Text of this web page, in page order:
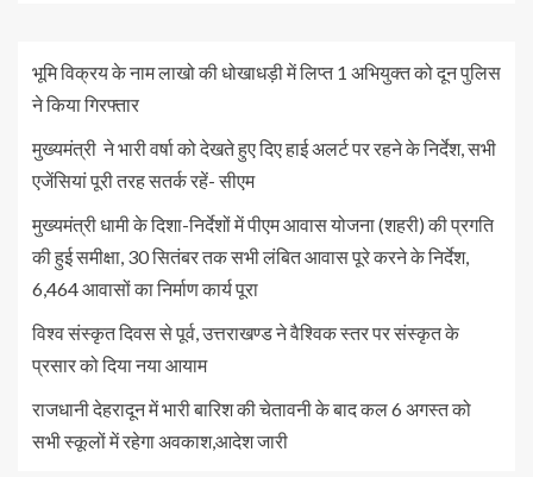
भूमि विक्रय के नाम लाखो की धोखाधड़ी में लिप्त 1 अभियुक्त को दून पुलिस
ने किया गिरफ्तार
मुख्यमंत्री ने भारी वर्षा को देखते हुए दिए हाई अलर्ट पर रहने के निर्देश, सभी
एजेंसियां पूरी तरह सतर्क रहें- सीएम
मुख्यमंत्री धामी के दिशा-निर्देशों में पीएम आवास योजना (शहरी) की प्रगति
की हुई समीक्षा, 30 सितंबर तक सभी लंबित आवास पूरे करने के निर्देश,
6,464 आवासों का निर्माण कार्य पूरा
विश्व संस्कृत दिवस से पूर्व, उत्तराखण्ड ने वैश्विक स्तर पर संस्कृत के
प्रसार को दिया नया आयाम
राजधानी देहरादून में भारी बारिश की चेतावनी के बाद कल 6 अगस्त को
सभी स्कूलों में रहेगा अवकाश,आदेश जारी